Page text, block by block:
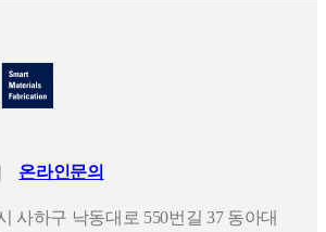
온라인문의
사하구 낙동대로 550번길 37 동아대